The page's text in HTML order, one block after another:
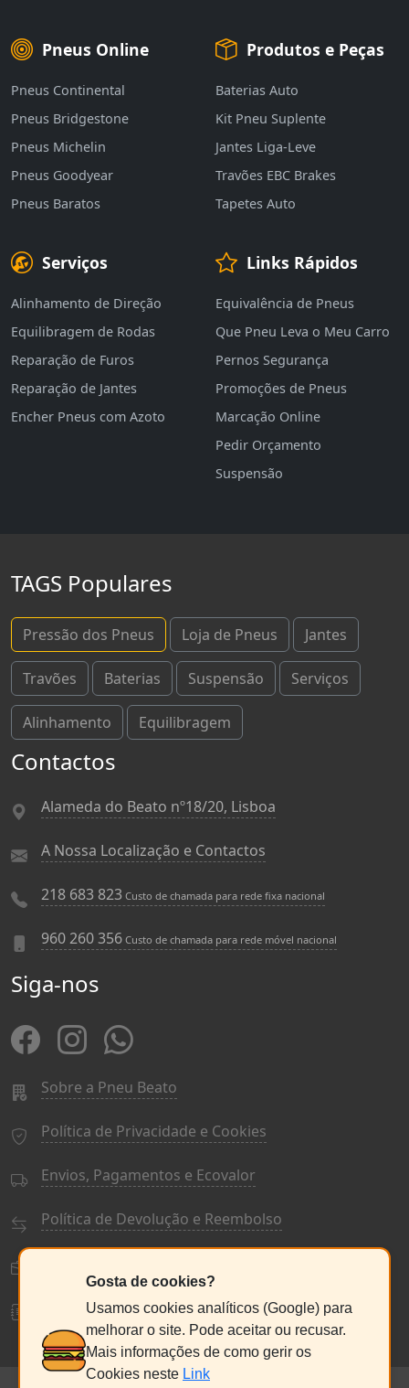
Pneus Online
Pneus Continental
Pneus Bridgestone
Pneus Michelin
Pneus Goodyear
Pneus Baratos
Produtos e Peças
Baterias Auto
Kit Pneu Suplente
Jantes Liga-Leve
Travões EBC Brakes
Tapetes Auto
Serviços
Alinhamento de Direção
Equilibragem de Rodas
Reparação de Furos
Reparação de Jantes
Encher Pneus com Azoto
Links Rápidos
Equivalência de Pneus
Que Pneu Leva o Meu Carro
Pernos Segurança
Promoções de Pneus
Marcação Online
Pedir Orçamento
Suspensão
TAGS Populares
Pressão dos Pneus Loja de Pneus Jantes
Travões Baterias Suspensão Serviços
Alinhamento Equilibragem
Contactos
Alameda do Beato nº18/20, Lisboa
A Nossa Localização e Contactos
218 683 823 Custo de chamada para rede fixa nacional
960 260 356 Custo de chamada para rede móvel nacional
Siga-nos
Sobre a Pneu Beato
Política de Privacidade e Cookies
Envios, Pagamentos e Ecovalor
Política de Devolução e Reembolso
Livro de Reclamações
Gosta de cookies?
Usamos cookies analíticos (Google) para
melhorar o site. Pode aceitar ou recusar.
Mais informações de como gerir os
Cookies neste Link